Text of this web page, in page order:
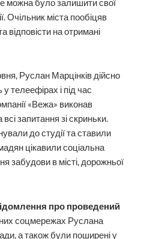
можна було залишити свої
Очільник міста пообіцяв
відповісти на отримані
Руслан Марцінків дійсно
телеефірах і під час
«Вежа» виконав
запитання зі скриньки.
до студії та ставили
цікавили соціальна
забудови в місті, дорожньої
про проведений
соцмережах Руслана
а також були поширені у